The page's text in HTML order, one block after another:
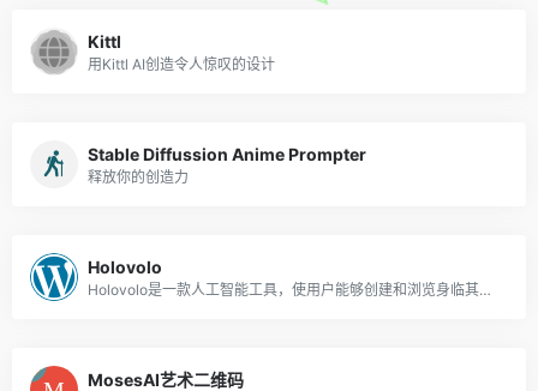
Kittl
用Kittl AI创造令人惊叹的设计
Stable Diffussion Anime Prompter
释放你的创造力
Holovolo
Holovolo是一款人工智能工具，使用户能够创建和浏览身临其境的体积VR180视频和照片。
MosesAI艺术二维码